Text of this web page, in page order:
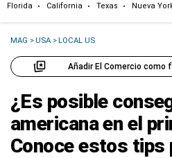
Florida California Texas Nueva
MAG >USA >LOCAL US
Añadir El Comercio como
¿Es posible
americana en el
Conoce estos tips